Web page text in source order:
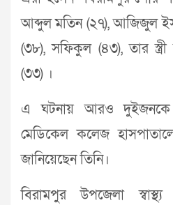
আব্দুল মতিন (২৭), আজিজুল
(৩৮), সফিকুল (৪৩), তার
(৩৩) ।
এ ঘটনায় আরও দুইজনকে
মেডিকেল কলেজ
জানিয়েছেন তিনি।
বিরামপুর উপজেলা